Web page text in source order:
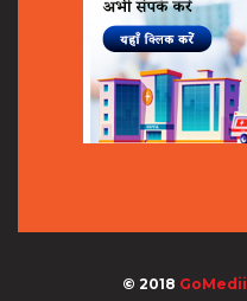
© 2018 GoMedii